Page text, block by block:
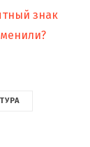
знак